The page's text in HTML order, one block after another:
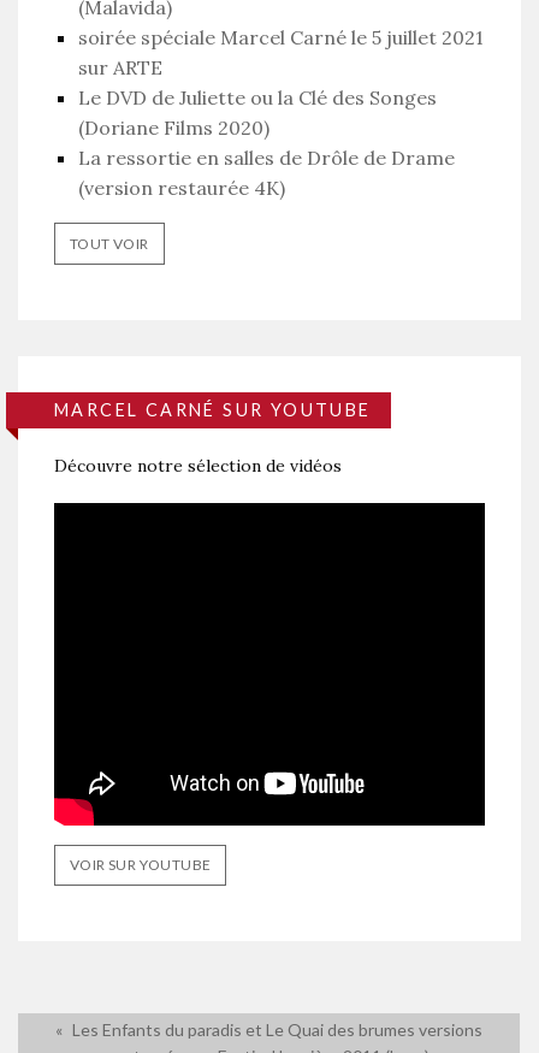
(Malavida)
soirée spéciale Marcel Carné le 5 juillet 2021
sur ARTE
Le DVD de Juliette ou la Clé des Songes
(Doriane Films 2020)
La ressortie en salles de Drôle de Drame
(version restaurée 4K)
TOUT VOIR
MARCEL CARNÉ SUR YOUTUBE
Découvre notre sélection de vidéos
VOIR SUR YOUTUBE
Les Enfants du paradis et Le Quai des brumes versions